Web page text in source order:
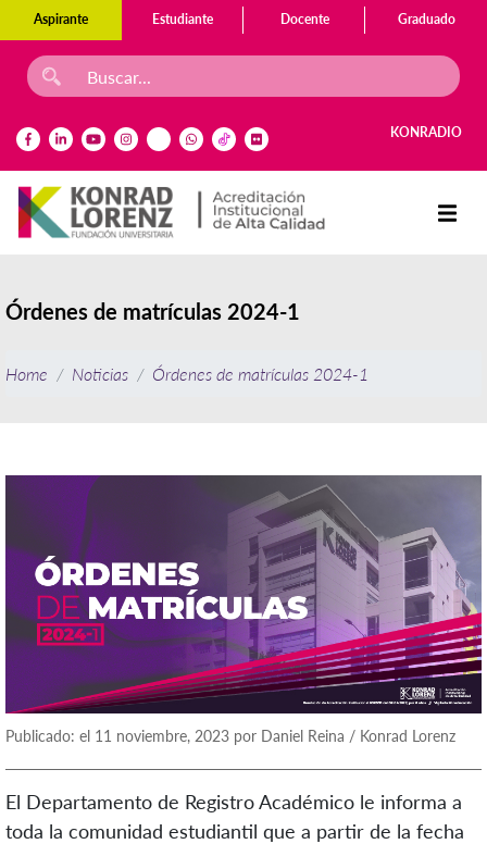
Aspirante Estudiante Docente Graduado
KONRADIO
Órdenes de matrículas 2024-1
Home Noticias Órdenes de matrículas 2024-1
Publicado: el 11 noviembre, 2023 por Daniel Reina / Konrad Lorenz
El Departamento de Registro Académico le informa a
toda la comunidad estudiantil que a partir de la fecha